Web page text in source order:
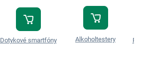
Dotykové smartfóny Alkoholtestery